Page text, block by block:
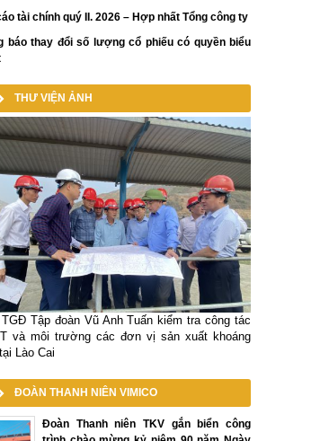
tài chính quý II. 2026 – Hợp nhất Tổng công ty
báo thay đổi số lượng cổ phiếu có quyền biểu
THƯ VIỆN ẢNH
TGĐ Tập đoàn Vũ Anh Tuấn kiểm tra công tác
và môi trường các đơn vị sản xuất khoáng
Lào Cai
ĐOÀN THANH NIÊN VIMICO
Đoàn Thanh niên TKV gắn biển công